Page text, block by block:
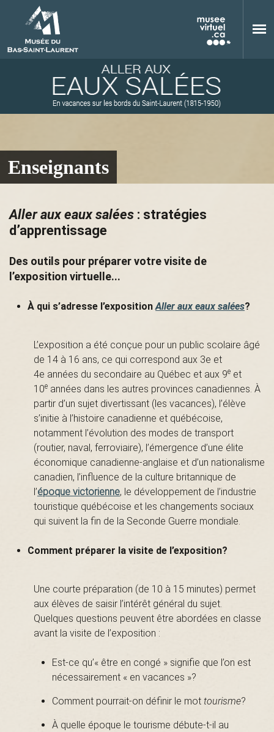
M
Enseignants
Aller aux eaux salées : stratégies
d’apprentissage
Des outils pour préparer votre visite de
l’exposition virtuelle...
À qui s’adresse l’exposition Aller aux eaux salées?
L’exposition a été conçue pour un public scolaire âgé
de 14 à 16 ans, ce qui correspond aux 3e et
4e années du secondaire au Québec et aux 9e et
10e années dans les autres provinces canadiennes. À
partir d’un sujet divertissant (les vacances), l’élève
s’initie à l’histoire canadienne et québécoise,
notamment l’évolution des modes de transport
(routier, naval, ferroviaire), l’émergence d’une élite
économique canadienne-anglaise et d’un nationalisme
canadien, l’influence de la culture britannique de
l’époque victorienne, le développement de l’industrie
touristique québécoise et les changements sociaux
qui suivent la fin de la Seconde Guerre mondiale.
Comment préparer la visite de l’exposition?
Une courte préparation (de 10 à 15 minutes) permet
aux élèves de saisir l’intérêt général du sujet.
Quelques questions peuvent être abordées en classe
avant la visite de l’exposition :
Est-ce qu’« être en congé » signifie que l’on est
nécessairement « en vacances »?
Comment pourrait-on définir le mot tourisme?
À quelle époque le tourisme débute-t-il au